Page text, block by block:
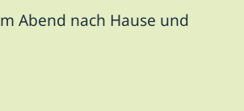
Abend nach Hause und